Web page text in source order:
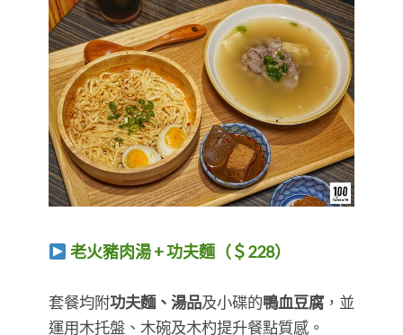
老火豬肉湯 + 功夫麵（＄228）
​​​​​​​套餐均附功夫麵、湯品及小碟的鴨血豆腐，並
運用木托盤、木碗及木杓提升餐點質感。